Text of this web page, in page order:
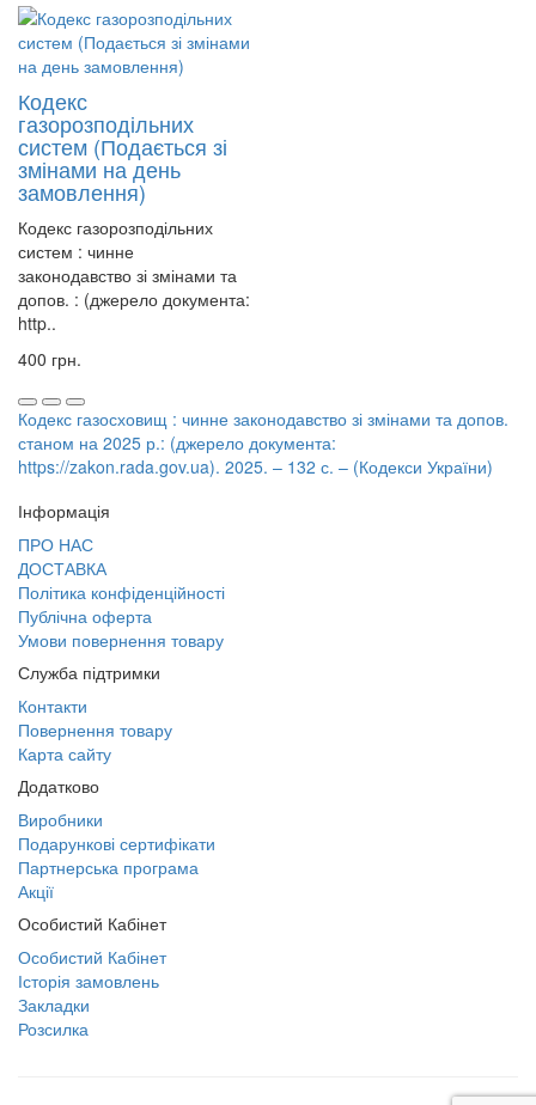
Кодекс
газорозподільних
систем (Подається зі
змінами на день
замовлення)
Кодекс газорозподільних
систем : чинне
законодавство зі змінами та
допов. : (джерело документа:
http..
400 грн.
Кодекс газосховищ : чинне законодавство зі змінами та допов.
станом на 2025 р.: (джерело документа:
https://zakon.rada.gov.ua). 2025. – 132 с. – (Кодекси України)
Інформація
ПРО НАС
ДОСТАВКА
Політика конфіденційності
Публічна оферта
Умови повернення товару
Служба підтримки
Контакти
Повернення товару
Карта сайту
Додатково
Виробники
Подарункові сертифікати
Партнерська програма
Акції
Особистий Кабінет
Особистий Кабінет
Історія замовлень
Закладки
Розсилка